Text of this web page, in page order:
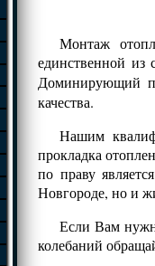
Монтаж
единственной из
Доминирующий
качества.
Нашим
прокладка
по праву
Новгороде, но и
Если Вам
колебаний